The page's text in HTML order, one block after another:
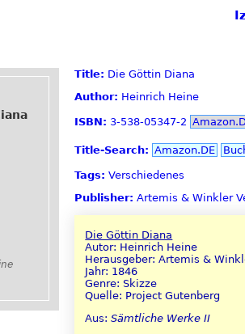
Title: Die Göttin Diana
Author: Heinrich Heine
ISBN: 3-538-05347-2
Title-Search: Amazon.DE
Tags: Verschiedenes
Publisher: Artemis & Winkler
Die Göttin Diana
Autor: Heinrich Heine
Herausgeber: Artemis &
Jahr: 1846
Genre: Skizze
Quelle: Project Gutenberg
Aus:Sämtliche Werke II